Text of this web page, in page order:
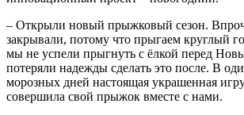
– Открыли новый прыжковый сезон.
закрывали, потому что прыгаем круглый
мы не успели прыгнуть с ёлкой перед
потеряли надежды сделать это после. В
морозных дней настоящая украшенная
совершила свой прыжок вместе с нами.